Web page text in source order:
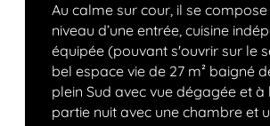
Au calme sur cour, il se
niveau d’une entrée, cuisine
équipée (pouvant s'ouvrir sur le
bel espace vie de 27 m² baigné
plein Sud avec vue dégagée et à
partie nuit avec une chambre et